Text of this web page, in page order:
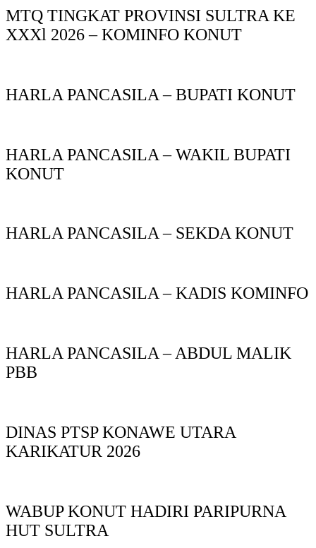
MTQ TINGKAT PROVINSI SULTRA KE
XXXl 2026 – KOMINFO KONUT
HARLA PANCASILA – BUPATI KONUT
HARLA PANCASILA – WAKIL BUPATI
KONUT
HARLA PANCASILA – SEKDA KONUT
HARLA PANCASILA – KADIS KOMINFO
HARLA PANCASILA – ABDUL MALIK
PBB
DINAS PTSP KONAWE UTARA
KARIKATUR 2026
WABUP KONUT HADIRI PARIPURNA
HUT SULTRA